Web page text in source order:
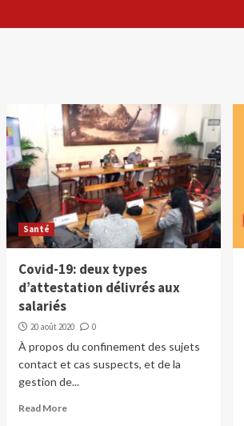
Santé
Covid-19: deux types
d’attestation délivrés aux
salariés
20 août 2020 0
À propos du confinement des sujets
contact et cas suspects, et de la
gestion de...
Read More